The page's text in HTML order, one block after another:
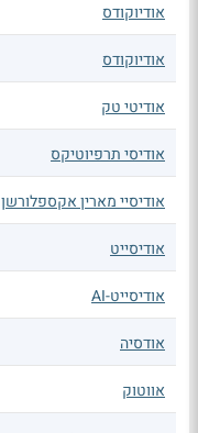
אודיוקודס
אודיוקודס
אודיטי טק
אודיסי תרפיוטיקס
אודיסיי מארין אקספלורשן
אודיסייט
אודיסייט-AI
אודסיה
אווטוק